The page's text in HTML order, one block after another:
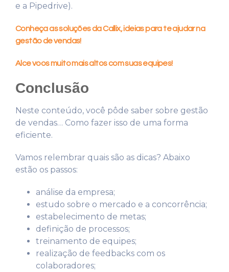
e a Pipedrive).
Conheça as soluções da Callix, ideias para te ajudar na
gestão de vendas!
Alce voos muito mais altos com suas equipes!
Conclusão
Neste conteúdo, você pôde saber sobre gestão
de vendas… Como fazer isso de uma forma
eficiente.
Vamos relembrar quais são as dicas? Abaixo
estão os passos:
análise da empresa;
estudo sobre o mercado e a concorrência;
estabelecimento de metas;
definição de processos;
treinamento de equipes;
realização de feedbacks com os
colaboradores;